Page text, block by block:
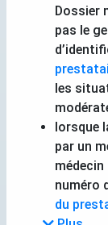
Dossier
pas le
les
lorsque
par un
numéro
du